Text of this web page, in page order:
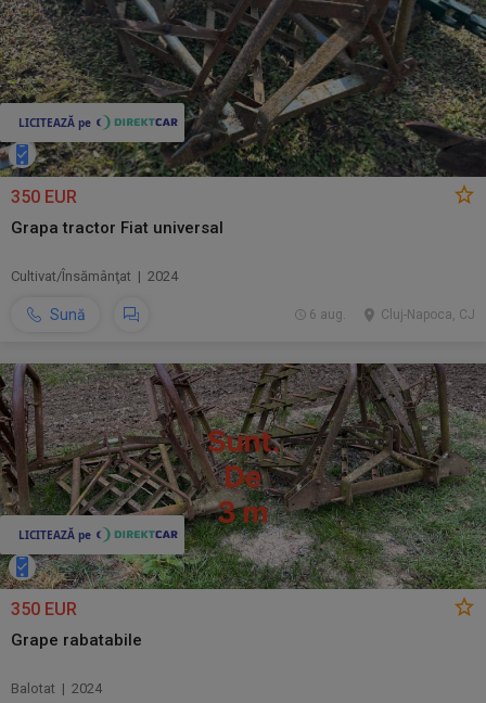
350 EUR
Grapa tractor Fiat universal
Cultivat/Însămânţat | 2024
Sună Cluj-Napoca, CJ
6 aug.
350 EUR
Grape rabatabile
Balotat | 2024